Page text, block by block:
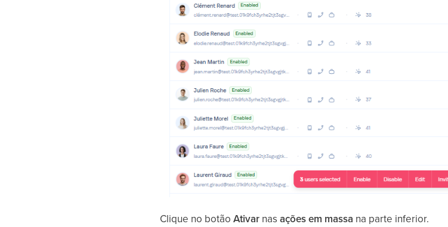
Clique no botãoAtivar nasações em massa na parte inferior.